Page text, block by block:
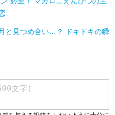
と見つめ合い…？ ドキドキの瞬